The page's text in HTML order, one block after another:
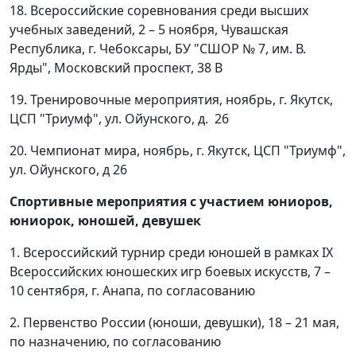
18. Всероссийские соревнования среди высших
учебных заведений, 2 – 5 ноября, Чувашская
Республика, г. Чебоксары, БУ "СШОР № 7, им. В.
Ярды", Московский проспект, 38 В
19. Тренировочные мероприятия, ноябрь, г. Якутск,
ЦСП "Триумф", ул. Ойунского, д. 26
20. Чемпионат мира, ноябрь, г. Якутск, ЦСП "Триумф",
ул. Ойунского, д 26
Спортивные мероприятия с участием юниоров,
юниорок, юношей, девушек
1. Всероссийский турнир среди юношей в рамках IX
Всероссийских юношеских игр боевых искусств, 7 –
10 сентября, г. Анапа, по согласованию
2. Первенство России (юноши, девушки), 18 – 21 мая,
по назначению, по согласованию